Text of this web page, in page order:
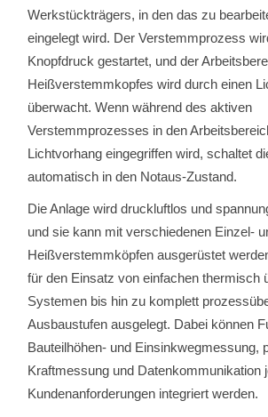
Werkstückträgers, in den das zu
eingelegt wird. Der Verstemmprozess
Knopfdruck gestartet, und der
Heißverstemmkopfes wird durch einen
überwacht. Wenn während des aktiven
Verstemmprozesses in den
Lichtvorhang eingegriffen wird, schaltet
automatisch in den Notaus-Zustand.
Die Anlage wird druckluftlos und
und sie kann mit verschiedenen Einzel-
Heißverstemmköpfen ausgerüstet
für den Einsatz von einfachen thermisch
Systemen bis hin zu komplett
Ausbaustufen ausgelegt. Dabei können
Bauteilhöhen- und Einsinkwegmessung,
Kraftmessung und Datenkommunikation
Kundenanforderungen integriert werden.